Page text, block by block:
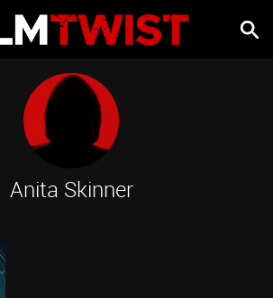
Anita Skinner